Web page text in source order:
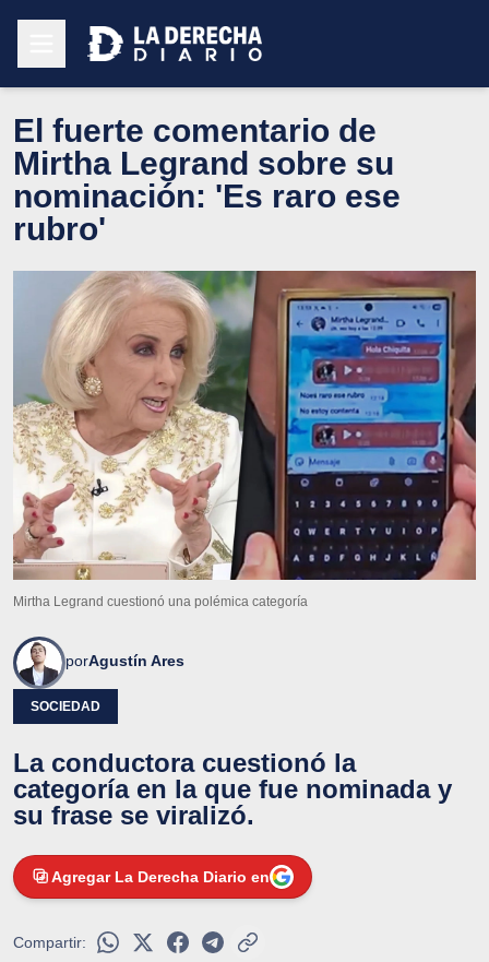
El fuerte comentario de
Mirtha Legrand sobre su
nominación: 'Es raro ese
rubro'
Mirtha Legrand cuestionó una polémica categoría
porAgustín Ares
SOCIEDAD
La conductora cuestionó la
categoría en la que fue nominada y
su frase se viralizó.
Agregar La Derecha Diario en
Compartir: